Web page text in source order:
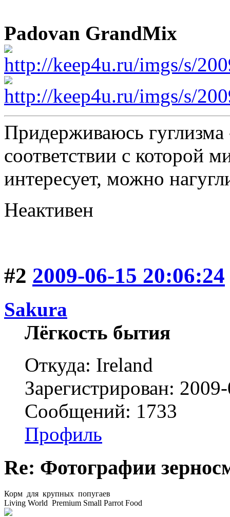
Padovan GrandMix
Придерживаюсь
соответствии с которой
интересует, можно
Неактивен
#2 2009-06-15 20:06:24
Sakura
Лёгкость бытия
Откуда: Ireland
Зарегистрирован:
Сообщений: 1733
Профиль
Re: Фотографии
Корм для крупных попугаев
Living World Premium Small Parrot Food